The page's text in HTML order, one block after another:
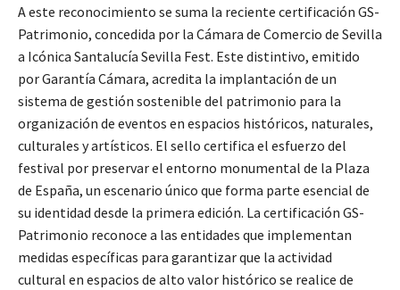
A este reconocimiento se suma la reciente certificación GS-
Patrimonio, concedida por la Cámara de Comercio de Sevilla
a Icónica Santalucía Sevilla Fest. Este distintivo, emitido
por Garantía Cámara, acredita la implantación de un
sistema de gestión sostenible del patrimonio para la
organización de eventos en espacios históricos, naturales,
culturales y artísticos. El sello certifica el esfuerzo del
festival por preservar el entorno monumental de la Plaza
de España, un escenario único que forma parte esencial de
su identidad desde la primera edición. La certificación GS-
Patrimonio reconoce a las entidades que implementan
medidas específicas para garantizar que la actividad
cultural en espacios de alto valor histórico se realice de